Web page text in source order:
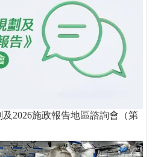
2026施政報告地區諮詢會（第